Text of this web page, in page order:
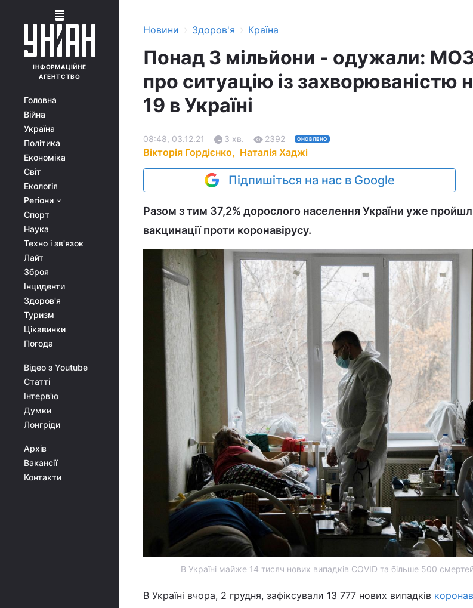
ІНФОРМАЦІЙНЕ
АГЕНТСТВО
Головна
Війна
Україна
Політика
Економіка
Світ
Екологія
Регіони
Спорт
Наука
Техно і зв'язок
Лайт
Зброя
Інциденти
Здоров'я
Туризм
Цікавинки
Погода
Відео з Youtube
Статті
Інтерв'ю
Думки
Лонгріди
Архів
Вакансії
Контакти
Новини › Здоров'я › Країна
Понад 3 мільйони - одужали: МОЗ
про ситуацію із захворюваністю
19 в Україні
Вікторія Гордієнко, Наталія Хаджі
08:48, 03.12.21 3 хв. 2392 ОНОВЛЕНО
Підпишіться на нас в Google
Разом з тим 37,2% дорослого населення України уже
вакцинації проти коронавірусу.
В Україні майже 14 тисяч нових випадків COVID та більше 500
В Україні вчора, 2 грудня, зафіксували 13 777 нових випадків